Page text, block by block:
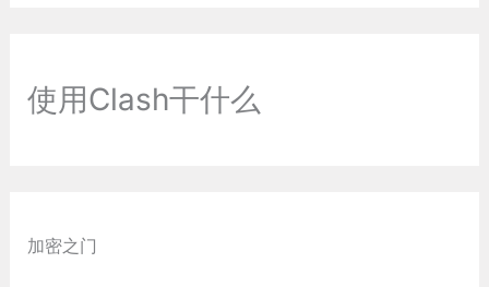
使用Clash干什么
加密之门